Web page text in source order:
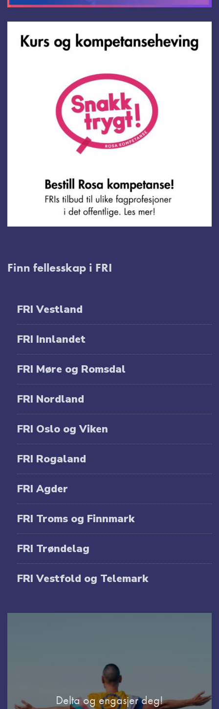
Finn fellesskap i FRI
FRI Vestland
FRI Innlandet
FRI Møre og Romsdal
FRI Nordland
FRI Oslo og Viken
FRI Rogaland
FRI Agder
FRI Troms og Finnmark
FRI Trøndelag
FRI Vestfold og Telemark
Delta og engasjer deg!